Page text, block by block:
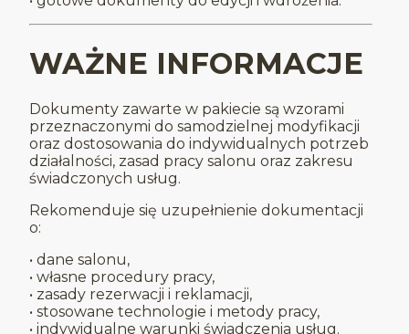
WAŻNE INFORMACJE
Dokumenty zawarte w pakiecie są wzorami
przeznaczonymi do samodzielnej modyfikacji
oraz dostosowania do indywidualnych potrzeb
działalności, zasad pracy salonu oraz zakresu
świadczonych usług.
Rekomenduje się uzupełnienie dokumentacji
o:
• dane salonu,
• własne procedury pracy,
• zasady rezerwacji i reklamacji,
• stosowane technologie i metody pracy,
• indywidualne warunki świadczenia usług.